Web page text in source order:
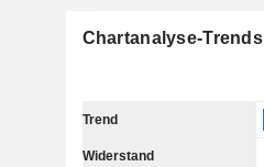
Chartanalyse-Trends
Trend
Widerstand